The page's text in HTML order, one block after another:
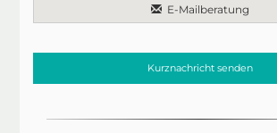
E-Mailberatung
Kurznachricht senden